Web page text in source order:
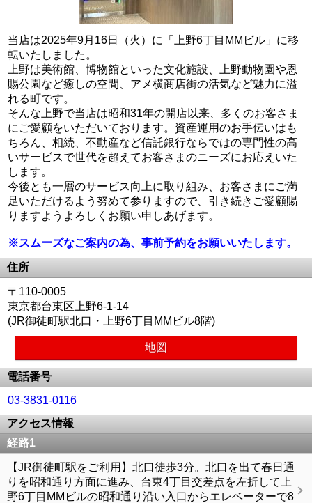
当店は2025年9月16日（火）に「上野6丁目MMビル」に移
転いたしました。
上野は美術館、博物館といった文化施設、上野動物園や恩
賜公園など癒しの空間、アメ横商店街の活気など魅力に溢
れる町です。
そんな上野で当店は昭和31年の開店以来、多くのお客さま
にご愛顧をいただいております。資産運用のお手伝いはも
ちろん、相続、不動産など信託銀行ならではの専門性の高
いサービスで世代を超えてお客さまのニーズにお応えいた
します。
今後とも一層のサービス向上に取り組み、お客さまにご満
足いただけるよう努めて参りますので、引き続きご愛顧賜
りますようよろしくお願い申しあげます。
※スムーズなご案内の為、事前予約をお願いいたします。
住所
〒110-0005
東京都台東区上野6-1-14
(JR御徒町駅北口・上野6丁目MMビル8階)
地図
電話番号
03-3831-0116
アクセス情報
経路1
【JR御徒町駅をご利用】北口徒歩3分。北口を出て春日通
りを昭和通り方面に進み、台東4丁目交差点を左折して上
野6丁目MMビルの昭和通り沿い入口からエレベーターで8